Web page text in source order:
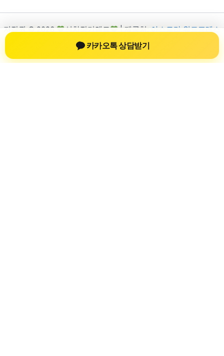
저작권 © 2026 신차장기렌트 | 제공처:
아스트라 워드프레스
테마
카카오톡 상담받기